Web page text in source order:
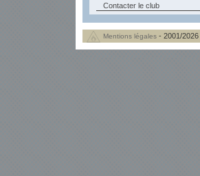
Contacter le club
Mentions légales - 2001/